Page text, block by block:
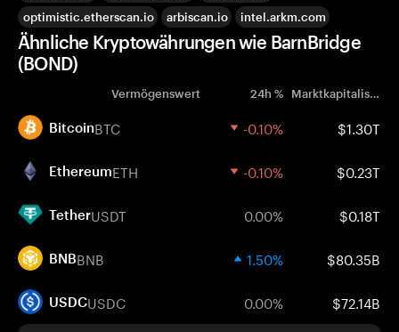
optimistic.etherscan.io
arbiscan.io intel.arkm.com
Ähnliche Kryptowährungen wie BarnBridge
(BOND)
Vermögenswert 24h % Marktkapitalisierung
BitcoinBTC -0.10% $1.30T
EthereumETH -0.10% $0.23T
TetherUSDT 0.00% $0.18T
BNBBNB 1.50% $80.35B
USDCUSDC 0.00% $72.14B